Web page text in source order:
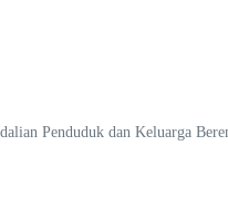
Penduduk dan Keluarga